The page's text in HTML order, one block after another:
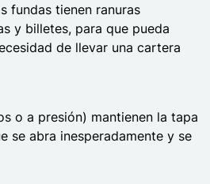
fundas tienen ranuras
y billetes, para que pueda
de llevar una cartera
o a presión) mantienen la tapa
se abra inesperadamente y se